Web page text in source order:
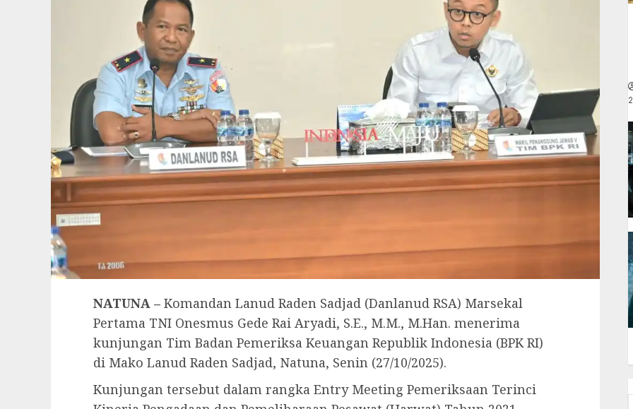
NATUNA – Komandan Lanud Raden Sadjad (Danlanud RSA) Marsekal
Pertama TNI Onesmus Gede Rai Aryadi, S.E., M.M., M.Han. menerima
kunjungan Tim Badan Pemeriksa Keuangan Republik Indonesia (BPK RI)
di Mako Lanud Raden Sadjad, Natuna, Senin (27/10/2025).
Kunjungan tersebut dalam rangka Entry Meeting Pemeriksaan Terinci